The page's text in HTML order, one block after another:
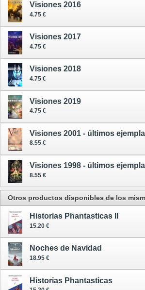
Visiones 2016
4.75 €
Visiones 2017
4.75 €
Visiones 2018
4.75 €
Visiones 2019
4.75 €
Visiones 2001 - últimos
8.55 €
Visiones 1998 - últimos
8.55 €
Otros productos disponibles de los
Historias Phantasticas II
15.20 €
Noches de Navidad
18.95 €
Historias Phantasticas